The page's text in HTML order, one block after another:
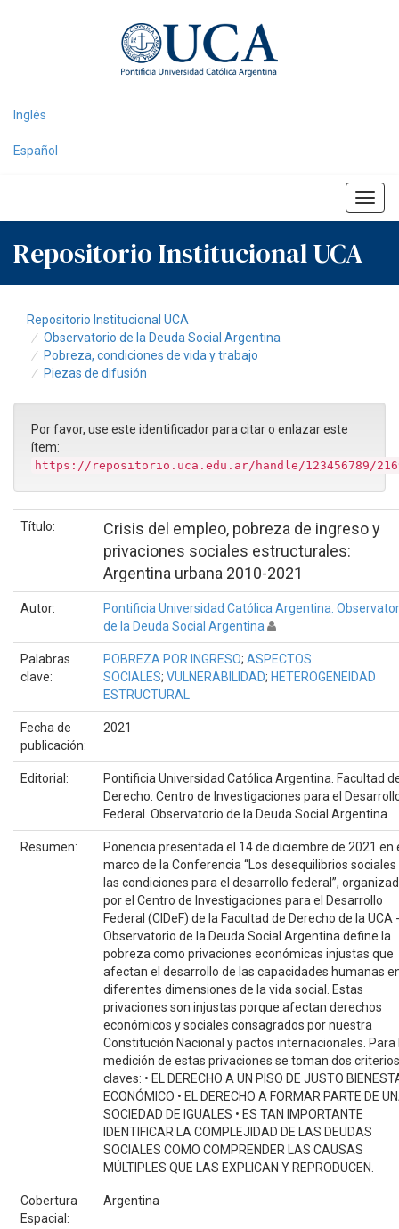
Inglés
Español
Repositorio Institucional UCA
Repositorio Institucional UCA
Observatorio de la Deuda Social Argentina
Pobreza, condiciones de vida y trabajo
Piezas de difusión
Por favor, use este identificador para citar o enlazar este
ítem:
https://repositorio.uca.edu.ar/handle/123456789/
Título:
Crisis del empleo, pobreza de ingreso y
privaciones sociales estructurales:
Argentina urbana 2010-2021
Autor:
Pontificia Universidad Católica Argentina.
de la Deuda Social Argentina
Palabras
clave:
POBREZA POR INGRESO; ASPECTOS
SOCIALES; VULNERABILIDAD; HETEROGENEIDAD
ESTRUCTURAL
Fecha de
publicación:
2021
Editorial:
Pontificia Universidad Católica Argentina. Facultad
Derecho. Centro de Investigaciones para el
Federal. Observatorio de la Deuda Social Argentina
Resumen:
Ponencia presentada el 14 de diciembre de 2021 en
marco de la Conferencia “Los desequilibrios sociales
las condiciones para el desarrollo federal”,
por el Centro de Investigaciones para el Desarrollo
Federal (CIDeF) de la Facultad de Derecho de la UCA -
Observatorio de la Deuda Social Argentina define la
pobreza como privaciones económicas injustas que
afectan el desarrollo de las capacidades humanas
diferentes dimensiones de la vida social. Estas
privaciones son injustas porque afectan derechos
económicos y sociales consagrados por nuestra
Constitución Nacional y pactos internacionales. Para
medición de estas privaciones se toman dos criterios
claves: • EL DERECHO A UN PISO DE JUSTO
ECONÓMICO • EL DERECHO A FORMAR PARTE DE
SOCIEDAD DE IGUALES • ES TAN IMPORTANTE
IDENTIFICAR LA COMPLEJIDAD DE LAS DEUDAS
SOCIALES COMO COMPRENDER LAS CAUSAS
MÚLTIPLES QUE LAS EXPLICAN Y REPRODUCEN.
Cobertura
Espacial:
Argentina